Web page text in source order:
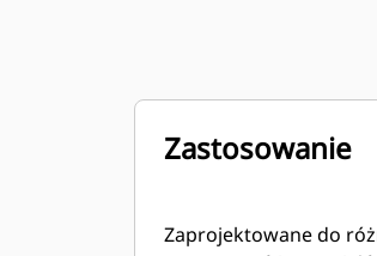
Zastosowanie
Zaprojektowane do